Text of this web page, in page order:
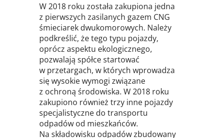
W 2018 roku została zakupiona jedna
z pierwszych zasilanych gazem CNG
śmieciarek dwukomorowych. Należy
podkreślić, że tego typu pojazdy,
oprócz aspektu ekologicznego,
pozwalają spółce startować
w przetargach, w których wprowadza
się wysokie wymogi związane
z ochroną środowiska. W 2018 roku
zakupiono również trzy inne pojazdy
specjalistyczne do transportu
odpadów od mieszkańców.
Na składowisku odpadów zbudowany